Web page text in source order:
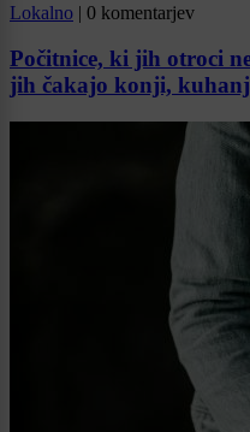
Lokalno | 0 komentarjev
Počitnice, ki jih otroci
jih čakajo konji,